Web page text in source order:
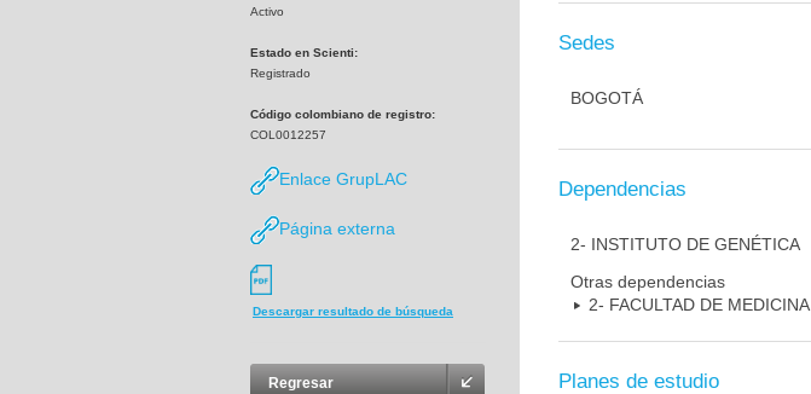
Activo
Estado en Scienti:
Registrado
Código colombiano de registro:
COL0012257
Enlace GrupLAC
Página externa
Descargar resultado de búsqueda
Regresar
Sedes
BOGOTÁ
Dependencias
2- INSTITUTO DE GENÉTICA
Otras dependencias
2- FACULTAD DE MEDICINA
Planes de estudio